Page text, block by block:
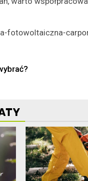
fotowoltaiczna-